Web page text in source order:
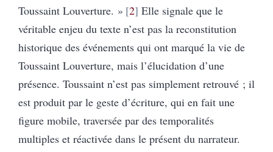
Toussaint Louverture. » 2 Elle signale que le
véritable enjeu du texte n’est pas la reconstitution
historique des événements qui ont marqué la vie de
Toussaint Louverture, mais l’élucidation d’une
présence. Toussaint n’est pas simplement retrouvé ; il
est produit par le geste d’écriture, qui en fait une
figure mobile, traversée par des temporalités
multiples et réactivée dans le présent du narrateur.